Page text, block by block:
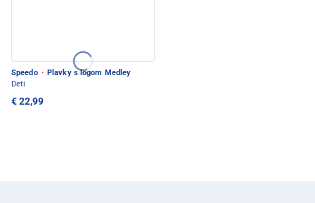
Speedo · Plavky s logom Medley
Deti
€ 22,99